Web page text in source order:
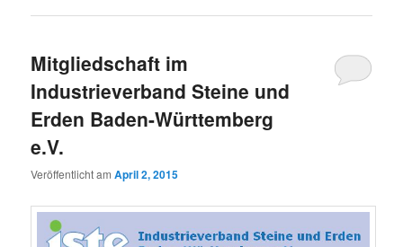
Mitgliedschaft im
Industrieverband Steine und
Erden Baden-Württemberg
e.V.
Veröffentlicht amApril 2, 2015